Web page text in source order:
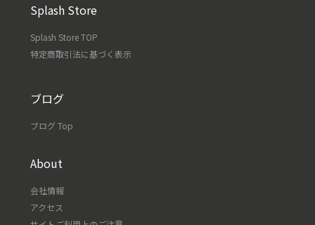
Splash Store
Splash Store TOP
特定商取引法に基づく表示
ブログ
ブログ Top
About
会社情報
アクセス